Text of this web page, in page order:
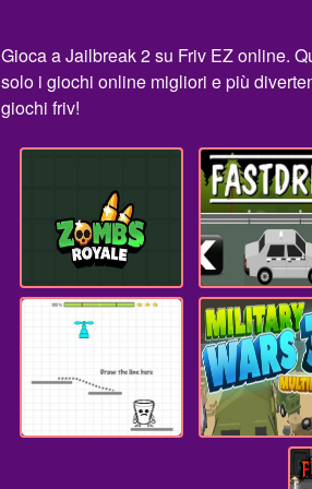
Gioca a Jailbreak 2 su Friv EZ online.
solo i giochi online migliori e più
giochi friv!